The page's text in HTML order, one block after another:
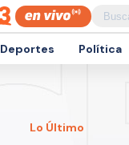
Deportes Política
Lo Último